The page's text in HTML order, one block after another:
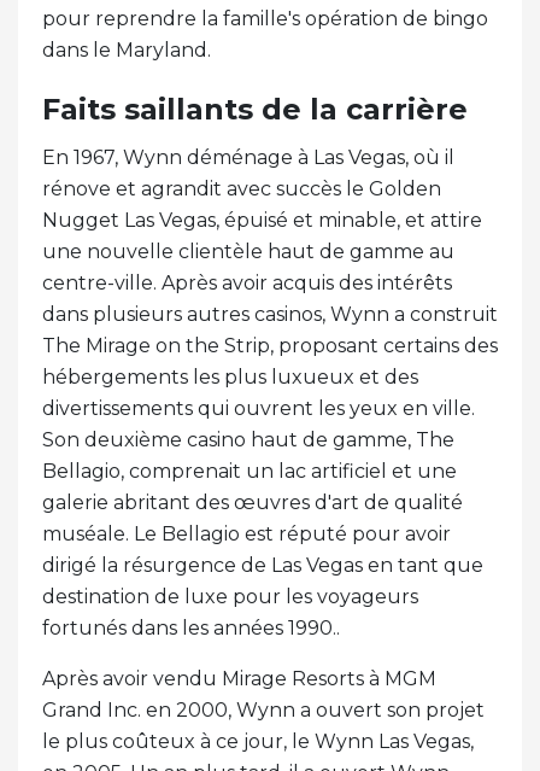
pour reprendre la famille's opération de bingo
dans le Maryland.
Faits saillants de la carrière
En 1967, Wynn déménage à Las Vegas, où il
rénove et agrandit avec succès le Golden
Nugget Las Vegas, épuisé et minable, et attire
une nouvelle clientèle haut de gamme au
centre-ville. Après avoir acquis des intérêts
dans plusieurs autres casinos, Wynn a construit
The Mirage on the Strip, proposant certains des
hébergements les plus luxueux et des
divertissements qui ouvrent les yeux en ville.
Son deuxième casino haut de gamme, The
Bellagio, comprenait un lac artificiel et une
galerie abritant des œuvres d'art de qualité
muséale. Le Bellagio est réputé pour avoir
dirigé la résurgence de Las Vegas en tant que
destination de luxe pour les voyageurs
fortunés dans les années 1990..
Après avoir vendu Mirage Resorts à MGM
Grand Inc. en 2000, Wynn a ouvert son projet
le plus coûteux à ce jour, le Wynn Las Vegas,